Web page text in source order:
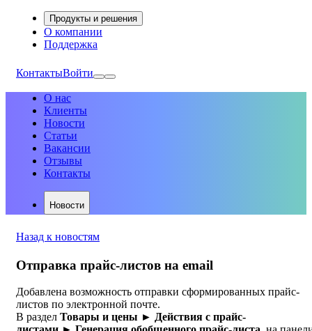
Продукты и решения
О компании
Поддержка
КонтактыВойти
О нас
Клиенты
Новости
Статьи
Вакансии
Отзывы
Контакты
Новости
Назад к новостям
Отправка прайс-листов на email
Добавлена возможность отправки сформированных прайс-
листов по электронной почте.
В раздел Товары и цены ► Действия с прайс-